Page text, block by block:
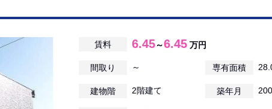
賃料 6.45～6.45 万円
間取り ～ 専有面積
建物階 2階建て 築年月